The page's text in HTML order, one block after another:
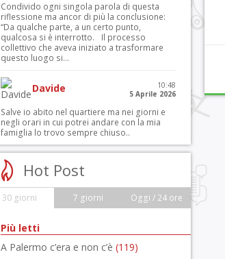
Condivido ogni singola parola di questa
riflessione ma ancor di più la conclusione:
“Da qualche parte, a un certo punto,
qualcosa si è interrotto. Il processo
collettivo che aveva iniziato a trasformare
questo luogo si...
Davide
10:48
5 Aprile 2026
Salve io abito nel quartiere ma nei giorni e
negli orari in cui potrei andare con la mia
famiglia lo trovo sempre chiuso..
Hot Post
30 giorni 7 giorni Oggi / 24 ore
Più letti
A Palermo c’era e non c’è (119)